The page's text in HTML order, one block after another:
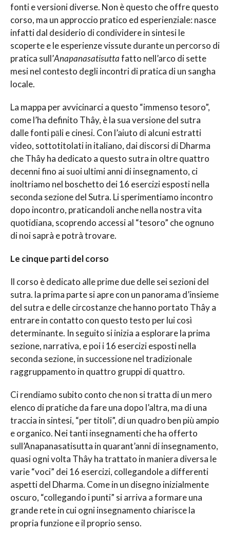
fonti e versioni diverse. Non è questo che offre questo
corso, ma un approccio pratico ed esperienziale: nasce
infatti dal desiderio di condividere in sintesi le
scoperte e le esperienze vissute durante un percorso di
pratica sull’Anapanasatisuttafatto nell’arco di sette
mesi nel contesto degli incontri di pratica di un sangha
locale.
La mappa per avvicinarci a questo “immenso tesoro”,
come l’ha definito Thây, è la sua versione del sutra
dalle fonti pāli e cinesi. Con l’aiuto di alcuni estratti
video, sottotitolati in italiano, dai discorsi di Dharma
che Thây ha dedicato a questo sutra in oltre quattro
decenni fino ai suoi ultimi anni di insegnamento, ci
inoltriamo nel boschetto dei 16 esercizi esposti nella
seconda sezione del Sutra. Li sperimentiamo incontro
dopo incontro, praticandoli anche nella nostra vita
quotidiana, scoprendo accessi al “tesoro” che ognuno
di noi saprà e potrà trovare.
Le cinque parti del corso
Il corso è dedicato alle prime due delle sei sezioni del
sutra. la prima parte si apre con un panorama d’insieme
del sutra e delle circostanze che hanno portato Thây a
entrare in contatto con questo testo per lui così
determinante. In seguito si inizia a esplorare la prima
sezione, narrativa, e poi i 16 esercizi esposti nella
seconda sezione, in successione nel tradizionale
raggruppamento in quattro gruppi di quattro.
Ci rendiamo subito conto che non si tratta di un mero
elenco di pratiche da fare una dopo l’altra, ma di una
traccia in sintesi, “per titoli”, di un quadro ben più ampio
e organico. Nei tanti insegnamenti che ha offerto
sull’Anapanasatisutta in quarant’anni di insegnamento,
quasi ogni volta Thây ha trattato in maniera diversa le
varie “voci” dei 16 esercizi, collegandole a differenti
aspetti del Dharma. Come in un disegno inizialmente
oscuro, “collegando i punti” si arriva a formare una
grande rete in cui ogni insegnamento chiarisce la
propria funzione e il proprio senso.